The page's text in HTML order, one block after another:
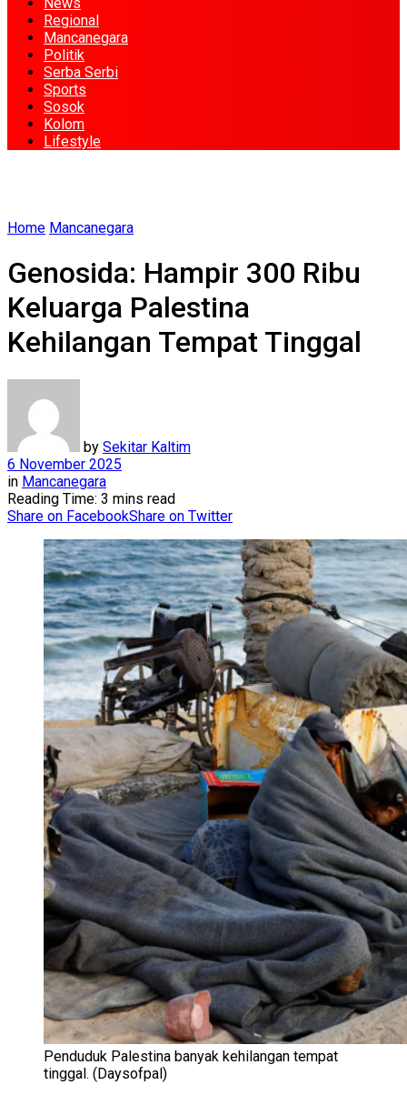
Regional
Mancanegara
Politik
Serba Serbi
Sports
Sosok
Kolom
Lifestyle
Home Mancanegara
Genosida: Hampir 300 Ribu
Keluarga Palestina
Kehilangan Tempat Tinggal
by Sekitar Kaltim
6 November 2025
in Mancanegara
Reading Time: 3 mins read
Share on FacebookShare on Twitter
Penduduk Palestina banyak kehilangan tempat
tinggal. (Daysofpal)